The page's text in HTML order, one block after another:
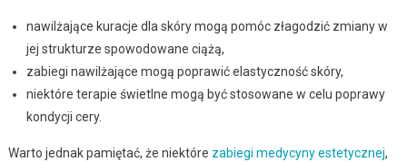
nawilżające kuracje dla skóry mogą pomóc złagodzić zmiany w
jej strukturze spowodowane ciążą,
zabiegi nawilżające mogą poprawić elastyczność skóry,
niektóre terapie świetlne mogą być stosowane w celu poprawy
kondycji cery.
Warto jednak pamiętać, że niektóre zabiegi medycyny estetycznej,